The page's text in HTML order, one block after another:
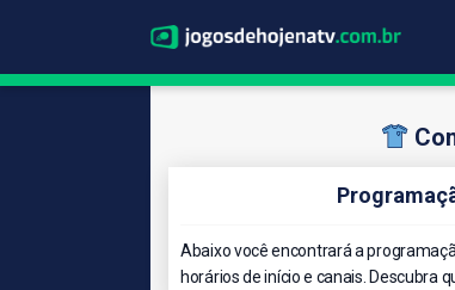
Abaixo você encontrará a
horários de início e canais. Descubra